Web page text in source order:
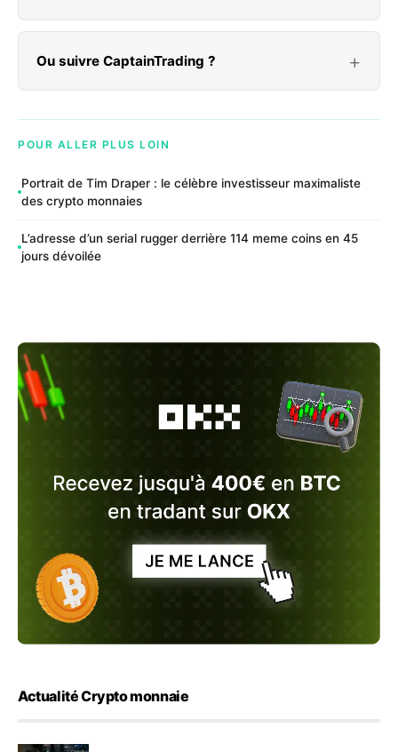
Ou suivre CaptainTrading ?
POUR ALLER PLUS LOIN
Portrait de Tim Draper : le célèbre investisseur maximaliste
des crypto monnaies
L’adresse d’un serial rugger derrière 114 meme coins en 45
jours dévoilée
Actualité Crypto monnaie